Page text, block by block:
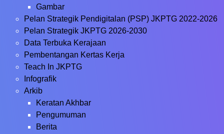
Gambar
Pelan Strategik Pendigitalan (PSP) JKPTG 2022-2026
Pelan Strategik JKPTG 2026-2030
Data Terbuka Kerajaan
Pembentangan Kertas Kerja
Teach In JKPTG
Infografik
Arkib
Keratan Akhbar
Pengumuman
Berita